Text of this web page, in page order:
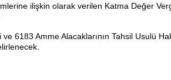
ilişkin olarak verilen Katma Değer
6183 Amme Alacaklarının Tahsil Usulü